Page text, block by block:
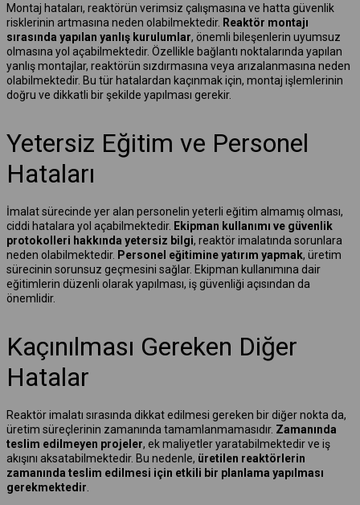
Montaj hataları, reaktörün verimsiz çalışmasına ve hatta güvenlik
risklerinin artmasına neden olabilmektedir. Reaktör montajı
sırasında yapılan yanlış kurulumlar, önemli bileşenlerin uyumsuz
olmasına yol açabilmektedir. Özellikle bağlantı noktalarında yapılan
yanlış montajlar, reaktörün sızdırmasına veya arızalanmasına neden
olabilmektedir. Bu tür hatalardan kaçınmak için, montaj işlemlerinin
doğru ve dikkatli bir şekilde yapılması gerekir.
Yetersiz Eğitim ve Personel
Hataları
İmalat sürecinde yer alan personelin yeterli eğitim almamış olması,
ciddi hatalara yol açabilmektedir. Ekipman kullanımı ve güvenlik
protokolleri hakkında yetersiz bilgi, reaktör imalatında sorunlara
neden olabilmektedir. Personel eğitimine yatırım yapmak, üretim
sürecinin sorunsuz geçmesini sağlar. Ekipman kullanımına dair
eğitimlerin düzenli olarak yapılması, iş güvenliği açısından da
önemlidir.
Kaçınılması Gereken Diğer
Hatalar
Reaktör imalatı sırasında dikkat edilmesi gereken bir diğer nokta da,
üretim süreçlerinin zamanında tamamlanmamasıdır. Zamanında
teslim edilmeyen projeler, ek maliyetler yaratabilmektedir ve iş
akışını aksatabilmektedir. Bu nedenle, üretilen reaktörlerin
zamanında teslim edilmesi için etkili bir planlama yapılması
gerekmektedir